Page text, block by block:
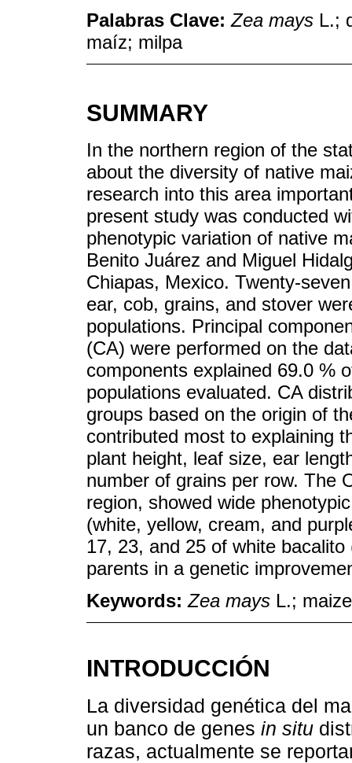
Palabras Clave:Zea mays L.;
maíz; milpa
SUMMARY
In the northern region of the
about the diversity of native
research into this area
present study was conducted
phenotypic variation of native
Benito Juárez and Miguel
Chiapas, Mexico. Twenty-
ear, cob, grains, and stover
populations. Principal
(CA) were performed on the
components explained 69.0 %
populations evaluated. CA
groups based on the origin of
contributed most to explaining
plant height, leaf size, ear
number of grains per row. The
region, showed wide
(white, yellow, cream, and
17, 23, and 25 of white
parents in a genetic
Keywords:Zea mays L.;
INTRODUCCIÓN
La diversidad genética del
un banco de genes in situ
razas, actualmente se